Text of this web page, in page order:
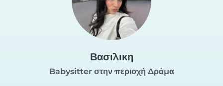
Βασιλικη
Babysitter στην περιοχή Δράμα